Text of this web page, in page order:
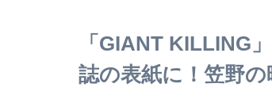
「GIANT KILLING
誌の表紙に！笠野